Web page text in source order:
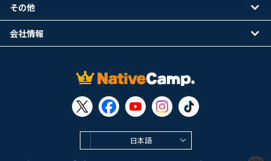
日本語
その他
会社情報